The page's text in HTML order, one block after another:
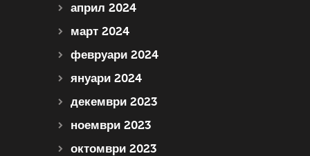
април 2024
март 2024
февруари 2024
януари 2024
декември 2023
ноември 2023
октомври 2023